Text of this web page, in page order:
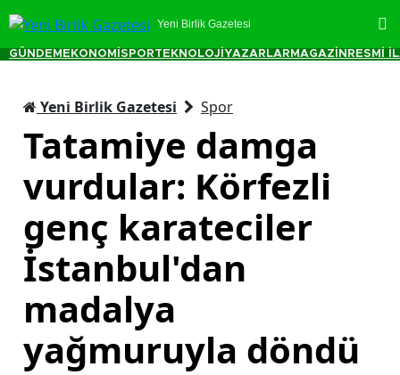
Yeni Birlik Gazetesi
GÜNDEM EKONOMİ SPORTEKNOLOJİ YAZARLAR MAGAZİN RESMİ
Yeni Birlik Gazetesi Spor
Tatamiye damga
vurdular: Körfezli
genç karateciler
İstanbul'dan
madalya
yağmuruyla döndü